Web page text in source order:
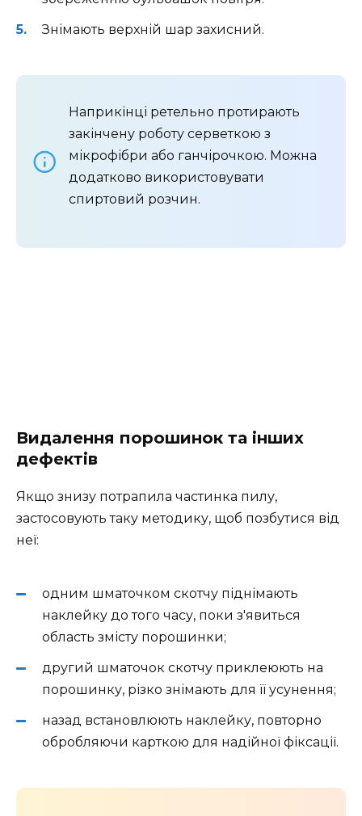
Знімають верхній шар захисний.
Наприкінці ретельно протирають
закінчену роботу серветкою з
мікрофібри або ганчірочкою. Можна
додатково використовувати
спиртовий розчин.
Видалення порошинок та інших
дефектів
Якщо знизу потрапила частинка пилу,
застосовують таку методику, щоб позбутися від
неї:
одним шматочком скотчу піднімають
наклейку до того часу, поки з'явиться
область змісту порошинки;
другий шматочок скотчу приклеюють на
порошинку, різко знімають для її усунення;
назад встановлюють наклейку, повторно
обробляючи карткою для надійної фіксації.